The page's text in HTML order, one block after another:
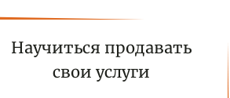
Научиться продавать
свои услуги